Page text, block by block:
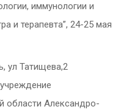
иммунологии и
и терапевта”, 24-25 мая
ул Татищева,2
области Александро-